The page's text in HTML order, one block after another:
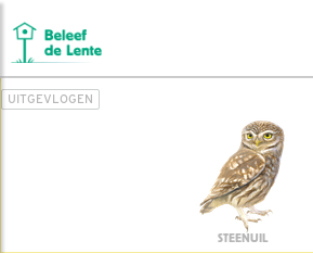
UITGEVLOGEN
STEENUIL